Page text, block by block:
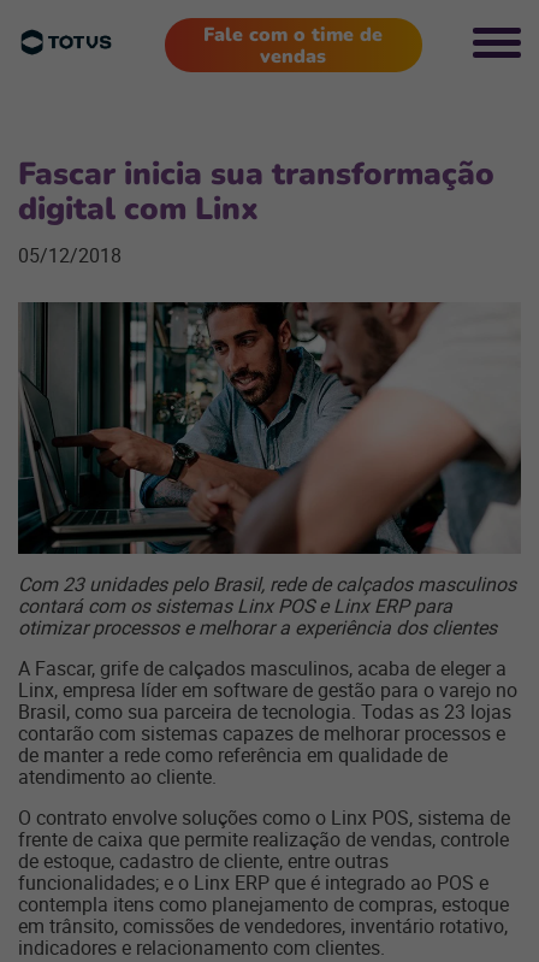
Fale com o time de
vendas
Fascar inicia sua transformação
digital com Linx
05/12/2018
Com 23 unidades pelo Brasil, rede de calçados masculinos
contará com os sistemas Linx POS e Linx ERP para
otimizar processos e melhorar a experiência dos clientes
A Fascar, grife de calçados masculinos, acaba de eleger a
Linx, empresa líder em software de gestão para o varejo no
Brasil, como sua parceira de tecnologia. Todas as 23 lojas
contarão com sistemas capazes de melhorar processos e
de manter a rede como referência em qualidade de
atendimento ao cliente.
O contrato envolve soluções como o Linx POS, sistema de
frente de caixa que permite realização de vendas, controle
de estoque, cadastro de cliente, entre outras
funcionalidades; e o Linx ERP que é integrado ao POS e
contempla itens como planejamento de compras, estoque
em trânsito, comissões de vendedores, inventário rotativo,
indicadores e relacionamento com clientes.